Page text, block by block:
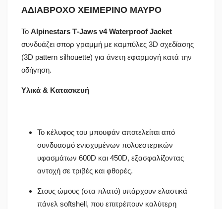
ΑΔΙΑΒΡΟΧΟ ΧΕΙΜΕΡΙΝΟ ΜΑΥΡΟ
Το Alpinestars T‑Jaws v4 Waterproof Jacket
συνδυάζει σπορ γραμμή με καμπύλες 3D σχεδίασης
(3D pattern silhouette) για άνετη εφαρμογή κατά την
οδήγηση.
Υλικά & Κατασκευή
Το κέλυφος του μπουφάν αποτελείται από
συνδυασμό ενισχυμένων πολυεστερικών
υφασμάτων 600D και 450D, εξασφαλίζοντας
αντοχή σε τριβές και φθορές.
Στους ώμους (στα πλατό) υπάρχουν ελαστικά
πάνελ softshell, που επιτρέπουν καλύτερη